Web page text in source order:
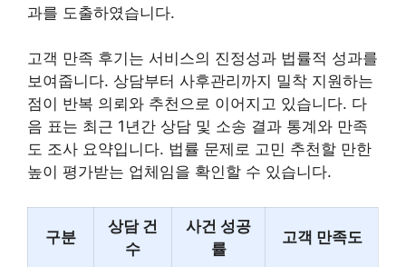
과를 도출하였습니다.
고객 만족 후기는 서비스의 진정성과 법률적 성과를
보여줍니다. 상담부터 사후관리까지 밀착 지원하는
점이 반복 의뢰와 추천으로 이어지고 있습니다. 다
음 표는 최근 1년간 상담 및 소송 결과 통계와 만족
도 조사 요약입니다. 법률 문제로 고민 추천할 만한
높이 평가받는 업체임을 확인할 수 있습니다.
구분
상담 건
수
사건 성공
률
고객 만족도